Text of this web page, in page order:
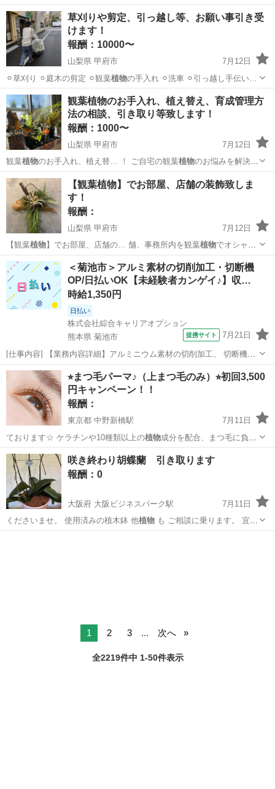
埼玉 熊谷市 買いたい/ください 観葉植物
草刈りや剪定、引っ越し等、お願い事引き受
けます！
報酬：10000〜
山梨県 甲府市
7月12日
⚪︎草刈り ⚪︎庭木の剪定 ⚪︎観葉植物の手入れ ⚪︎洗車 ⚪︎引っ越し手伝い…
山梨 甲府市 手伝いたい/助けたい 案件
観葉植物のお手入れ、植え替え、育成管理方
法の相談、引き取り等致します！
報酬：1000〜
山梨県 甲府市
7月12日
観葉植物 のお手入れ、植え替… ！ ご自宅の観葉植物のお悩みを解決！
… って欲しい ・観葉植物 を部屋におきたいが… などなど、 観葉植物
を育てている皆さん… 50種を超える観葉植物と日々暮らしている…
山梨 甲府市 手伝いたい/助けたい 観葉植物
【観葉植物】でお部屋、店舗の装飾致しま
す！
報酬：
山梨県 甲府市
7月12日
【観葉植物】でお部屋、店舗の… 舗、事務所内を観葉植物でオシャレ
にしたい… い！！ ⭐︎観葉植物⭐︎アーティフィ… 部屋に2〜3個観葉植物
を置きオシャレにし… たい →植物の好み、日当たりや… スタイルに
合う観葉植物 を選...
山梨 甲府市 手伝いたい/助けたい 観葉植物
＜菊池市＞アルミ素材の切削加工・切断機
OP/日払いOK【未経験者カンゲイ♪】収…
時給1,350円
日払い
株式会社綜合キャリアオプション
熊本県 菊池市
提携サイト 7月21日
[仕事内容] 【業務内容詳細】アルミニウム素材の切削加工、 切断機オ
ペレーター【取扱製品情報】二輪部品 。＋お仕事探しはコンシェルス
タッフにおまかせ＋。 あなたのお仕事探しをしっかりサポート！ たと
えば… 「もう少しココ...
熊本 菊池市 工場
⭐︎まつ毛パーマ♪（上まつ毛のみ）⭐︎初回3,500
円キャンペーン！！
報酬：
東京都 中野新橋駅
7月11日
ております☆ ケラチンや10種類以上の植物成分を配合、まつ毛に負担
の少ない染みに…
東京 中野区 中野新橋駅 手伝って/助けて 鼻水
咲き終わり胡蝶蘭 引き取ります
報酬：0
大阪府 大阪ビジネスパーク駅
7月11日
くださいませ。 使用済みの植木鉢 他植物も ご相談に乗ります。 宜し
くお願い…
1 2 3 ... 次へ
全2219件中 1-50件表示